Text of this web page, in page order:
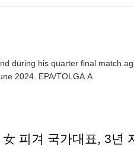
during his quarter final match
Club tennis tournament in London, Britain, 21 June 2024. EPA/TOLGA A
피겨 국가대표, 3년